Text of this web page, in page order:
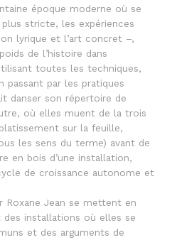
époque moderne où se
stricte, les expériences
lyrique et l’art concret –,
de l’histoire dans
toutes les techniques,
passant par les pratiques
danser son répertoire de
où elles muent de la trois
sur la feuille,
les sens du terme) avant de
en bois d’une installation,
de croissance autonome et
Roxane Jean se mettent en
des installations où elles se
et des arguments de